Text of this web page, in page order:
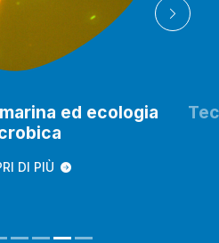
ed ecologia
DI PIÙ